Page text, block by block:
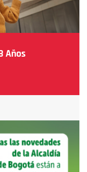
Años